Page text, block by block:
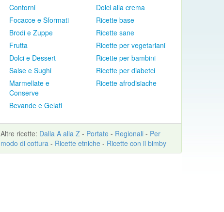
Contorni
Focacce e Sformati
Brodi e Zuppe
Frutta
Dolci e Dessert
Salse e Sughi
Marmellate e
Conserve
Bevande e Gelati
Dolci alla crema
Ricette base
Ricette sane
Ricette per vegetariani
Ricette per bambini
Ricette per diabetci
Ricette afrodisiache
Altre ricette: Dalla A alla Z - Portate - Regionali - Per
modo di cottura - Ricette etniche - Ricette con il bimby